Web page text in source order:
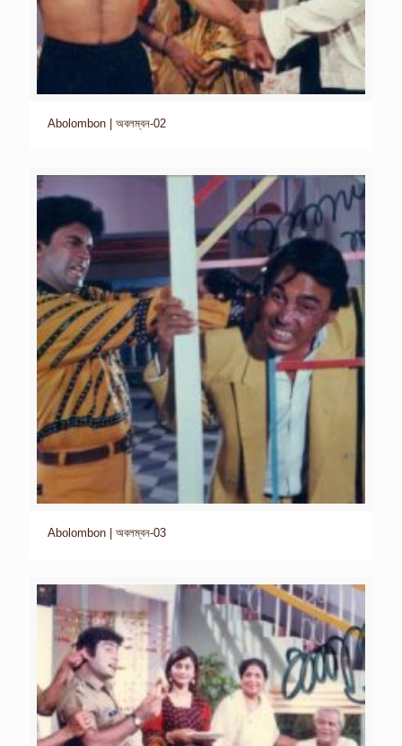
Abolombon | অবলম্বন-02
Abolombon | অবলম্বন-03